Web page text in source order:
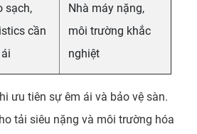
sạch,
cần
Nhà máy nặng,
môi trường khắc
nghiệt
ưu tiên sự êm ái và bảo vệ sàn.
tải siêu nặng và môi trường hóa